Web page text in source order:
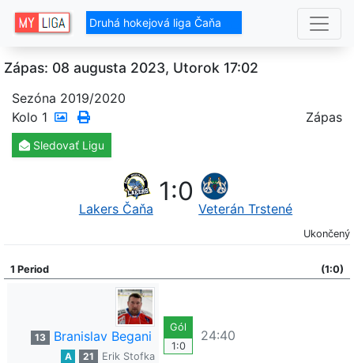
Druhá hokejová liga Čaňa
Zápas: 08 augusta 2023, Utorok 17:02
Sezóna 2019/2020
Kolo 1 Zápas
Sledovať Ligu
Lakers Čaňa
1:0
Veterán Trstené
Ukončený
1 Period (1:0)
13 Branislav Begani
A 21
Erik Stofka
Gól
1:0
24:40